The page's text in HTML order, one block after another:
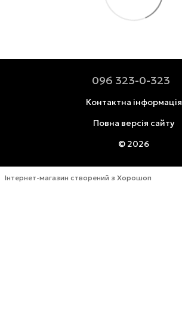
096 323-0-323
Контактна інформація
Повна версія сайту
© 2026
Інтернет-магазин створений з Хорошоп